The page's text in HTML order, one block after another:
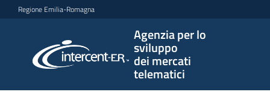
Vai al contenuto
Vai alla navigazione
Vai al footer
Regione Emilia-Romagna
Agenzia per lo
sviluppo
dei mercati
telematici
per lo
sviluppo